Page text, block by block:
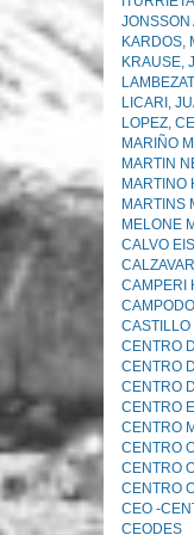
JONSSON
KARDOS,
KRAUSE,
LICARI,
LOPEZ,
MARIÑO
MARTIN
MARTINO
MARTINS
MELONE
CALVO
CAMPERI
CENTRO
CENTRO
CENTRO
CENTRO
CENTRO
CENTRO
CENTRO
CENTRO
CEO -
CEODES